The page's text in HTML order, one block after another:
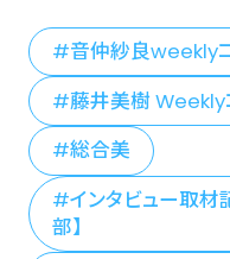
音仲紗良weekly
藤井美樹 Weekly
総合美
インタビュー取材
部】